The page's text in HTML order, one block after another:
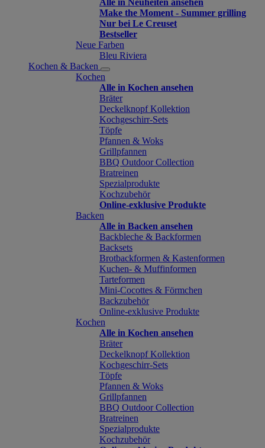
Alle in Neuheiten ansehen
Make the Moment - Summer grilling
Nur bei Le Creuset
Bestseller
Neue Farben
Bleu Riviera
Kochen & Backen
Kochen
Alle in Kochen ansehen
Bräter
Deckelknopf Kollektion
Kochgeschirr-Sets
Töpfe
Pfannen & Woks
Grillpfannen
BBQ Outdoor Collection
Bratreinen
Spezialprodukte
Kochzubehör
Online-exklusive Produkte
Backen
Alle in Backen ansehen
Backbleche & Backformen
Backsets
Brotbackformen & Kastenformen
Kuchen- & Muffinformen
Tarteformen
Mini-Cocottes & Förmchen
Backzubehör
Online-exklusive Produkte
Kochen
Alle in Kochen ansehen
Bräter
Deckelknopf Kollektion
Kochgeschirr-Sets
Töpfe
Pfannen & Woks
Grillpfannen
BBQ Outdoor Collection
Bratreinen
Spezialprodukte
Kochzubehör